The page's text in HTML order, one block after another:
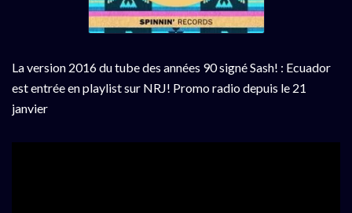
La version 2016 du tube des années 90 signé Sash! : Ecuador
est entrée en playlist sur NRJ! Promo radio depuis le 21
janvier